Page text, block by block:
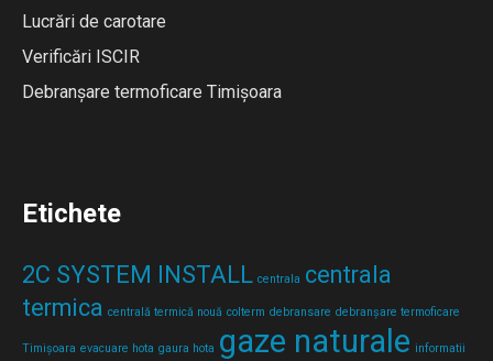
Lucrări de carotare
Verificări ISCIR
Debranșare termoficare Timișoara
Etichete
2C SYSTEM INSTALL centrala centrala
termica centrală termică nouă colterm debransare debranșare termoficare
Timișoara evacuare hota gaura hota gaze naturale informatii